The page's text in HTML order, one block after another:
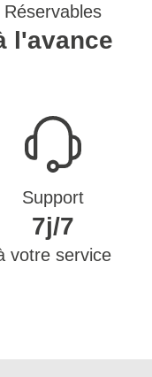
Réservables
l'avance
Support
7j/7
votre service